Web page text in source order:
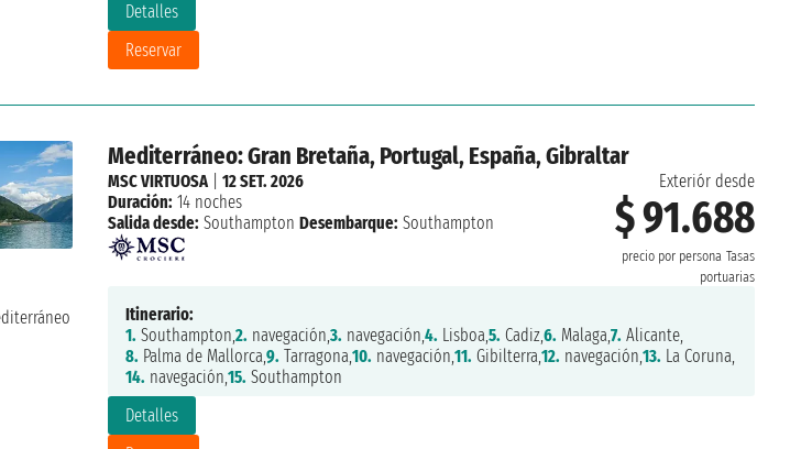
Detalles
Reservar
Mediterráneo: Gran Bretaña, Portugal, España, Gibraltar
Exteriór desde
$ 91.688
precio por persona Tasas
portuarias
Detalles
MSC VIRTUOSA| 12 SET. 2026
Duración: 14 noches
Salida desde: Southampton Desembarque: Southampton
Itinerario:
1. Southampton,2. navegación,3. navegación,4. Lisboa,5. Cadiz,6. Malaga,7. Alicante,
8. Palma de Mallorca,9. Tarragona,10. navegación,11. Gibilterra,12. navegación,13. La Coruna,
14. navegación,15. Southampton